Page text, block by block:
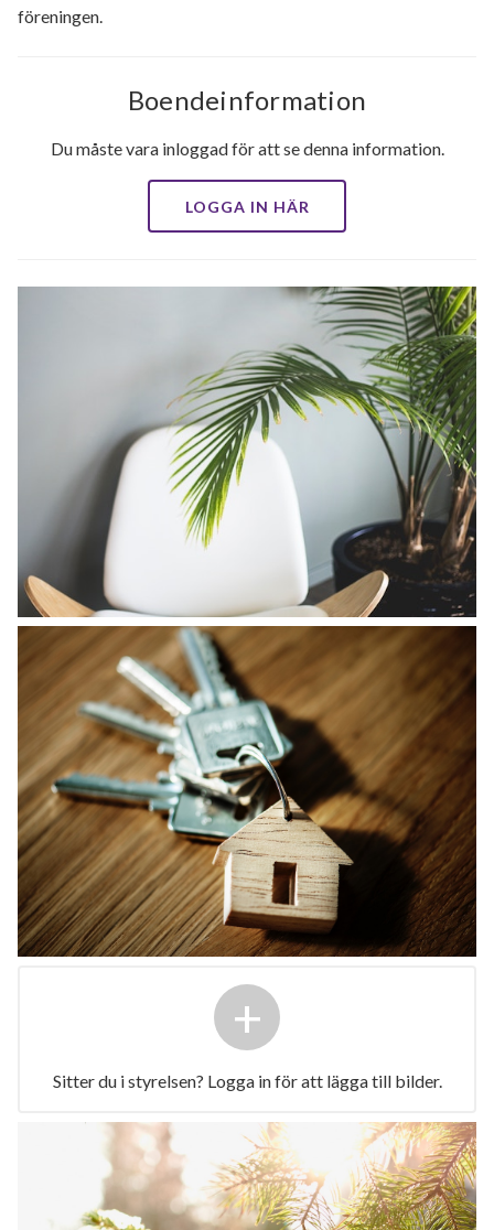
föreningen.
Boendeinformation
Du måste vara inloggad för att se denna information.
LOGGA IN HÄR
+
Sitter du i styrelsen? Logga in för att lägga till bilder.